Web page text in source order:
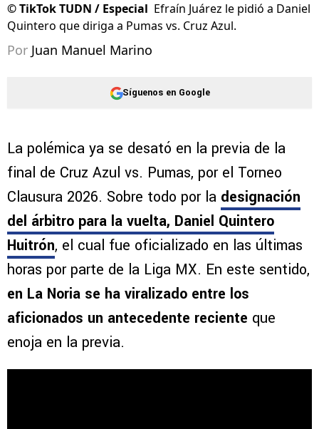
©TikTok TUDN / Especial Efraín Juárez le pidió a Daniel
Quintero que diriga a Pumas vs. Cruz Azul.
Por Juan Manuel Marino
Síguenos en Google
La polémica ya se desató en la previa de la
final de Cruz Azul vs. Pumas, por el Torneo
Clausura 2026. Sobre todo por la designación
del árbitro para la vuelta, Daniel Quintero
Huitrón, el cual fue oficializado en las últimas
horas por parte de la Liga MX. En este sentido,
en La Noria se ha viralizado entre los
aficionados un antecedente reciente que
enoja en la previa.